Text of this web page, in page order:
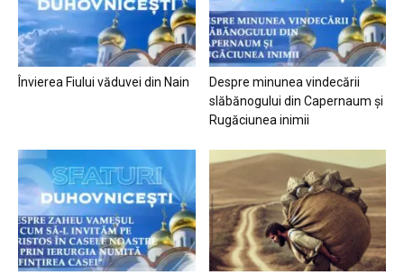
Învierea Fiului văduvei din Nain
Despre minunea vindecării
slăbănogului din Capernaum și
Rugăciunea inimii